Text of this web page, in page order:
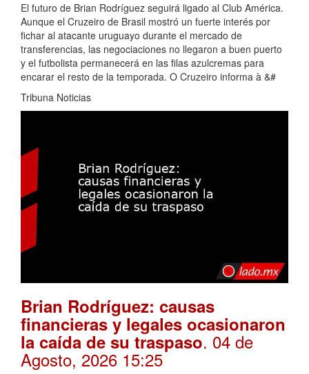
El futuro de Brian Rodríguez seguirá ligado al Club América.
Aunque el Cruzeiro de Brasil mostró un fuerte interés por
fichar al atacante uruguayo durante el mercado de
transferencias, las negociaciones no llegaron a buen puerto
y el futbolista permanecerá en las filas azulcremas para
encarar el resto de la temporada. O Cruzeiro informa à &#
Tribuna Noticias
Brian Rodríguez: causas
financieras y legales ocasionaron
la caída de su traspaso. 04 de
Agosto, 2026 15:25